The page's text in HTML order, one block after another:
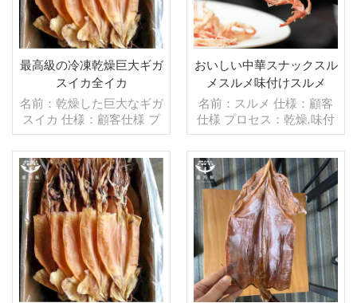
最高級の冷凍乾燥巨大ギガ
スイカ全イカ
名前：乾燥した巨大なギガ
スイカ 仕様：顧客仕様 プ
ロセス：乾燥 グレージン
グ：IQF 40％（カスタマ
イズ可能） 包装：1kg/バ
ッグ,10kg /織りバッグ
（カスタマイズ可能） 販
売モデル：卸売/輸出 min .
注文：20フィートコンテ
ナ/40フィートコンテナ 支
払い：TT/С確認された取
消不能のLCを一目で 発
送：入金確認後20日以内
続きを読む
おいしい中華スナックスル
メスルメ味付けスルメ
名前：スルメ 仕様：顧客
仕様 プロセス：乾燥,味付
け グレージング：IQF
40％（カスタマイズ可
能） 包装：1kg/バッ
グ,10kg /織りバッグ（カ
スタマイズ可能） 販売モ
デル：卸売/輸出 min .注
文：20フィートコンテ
ナ/40フィートコンテナ 支
払い：TT/С確認された取
消不能のLCを一目で 発
送：入金確認後20日以内
続きを読む